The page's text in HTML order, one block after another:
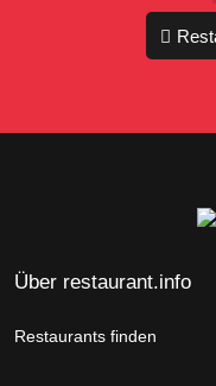
Über restaurant.info
Restaurants finden